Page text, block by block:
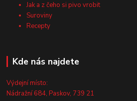
Jak a z čeho si pivo vrobit
Suroviny
Recepty
Kde nás najdete
Výdejní místo:
Nádražní 684, Paskov, 739 21